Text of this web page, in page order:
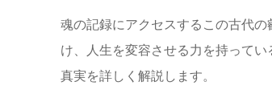
魂の記録にアクセスするこの古代
け、人生を変容させる力を持って
真実を詳しく解説します。